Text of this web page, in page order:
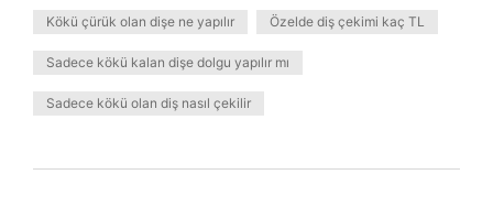
Kökü çürük olan dişe ne yapılır Özelde diş çekimi kaç TL
Sadece kökü kalan dişe dolgu yapılır mı
Sadece kökü olan diş nasıl çekilir